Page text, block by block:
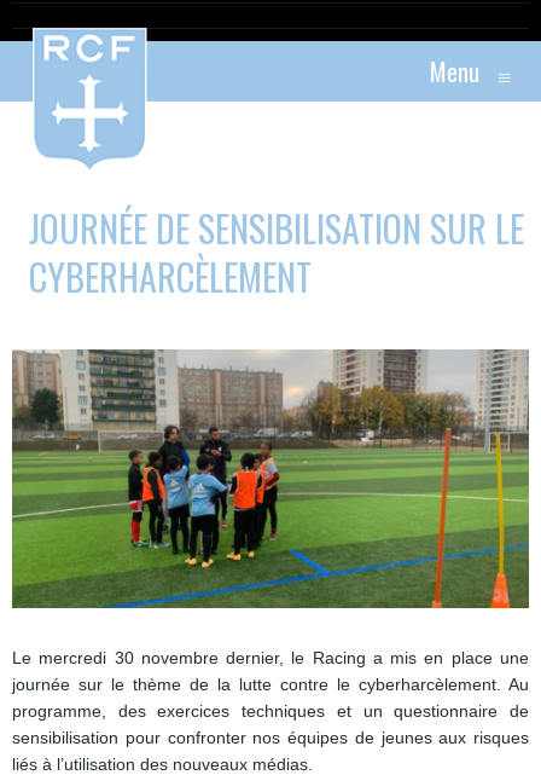
Menu ≡
JOURNÉE DE SENSIBILISATION SUR LE
CYBERHARCÈLEMENT
Le mercredi 30 novembre dernier, le Racing a mis en place une
journée sur le thème de la lutte contre le cyberharcèlement. Au
programme, des exercices techniques et un questionnaire de
sensibilisation pour confronter nos équipes de jeunes aux risques
liés à l’utilisation des nouveaux médias.